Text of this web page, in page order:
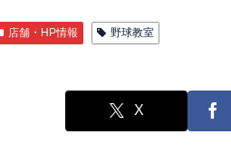
店舗・HP情報 野球教室
X